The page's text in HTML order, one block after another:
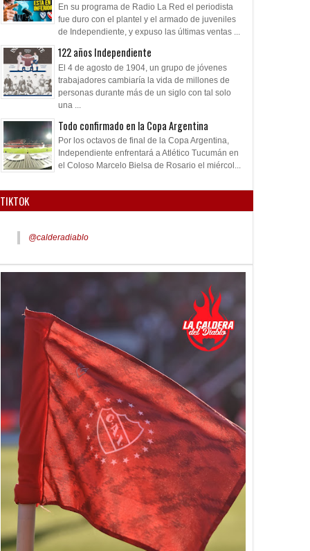
En su programa de Radio La Red el periodista
fue duro con el plantel y el armado de juveniles
de Independiente, y expuso las últimas ventas ...
122 años Independiente
El 4 de agosto de 1904, un grupo de jóvenes
trabajadores cambiaría la vida de millones de
personas durante más de un siglo con tal solo
una ...
Todo confirmado en la Copa Argentina
Por los octavos de final de la Copa Argentina,
Independiente enfrentará a Atlético Tucumán en
el Coloso Marcelo Bielsa de Rosario el miércol...
TIKTOK
@calderadiablo